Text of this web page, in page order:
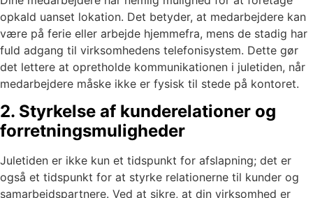
opkald uanset lokation. Det betyder, at medarbejdere kan
være på ferie eller arbejde hjemmefra, mens de stadig har
fuld adgang til virksomhedens telefonisystem. Dette gør
det lettere at opretholde kommunikationen i juletiden, når
medarbejdere måske ikke er fysisk til stede på kontoret.
2. Styrkelse af kunderelationer og
forretningsmuligheder
Juletiden er ikke kun et tidspunkt for afslapning; det er
også et tidspunkt for at styrke relationerne til kunder og
samarbejdspartnere. Ved at sikre, at din virksomhed er